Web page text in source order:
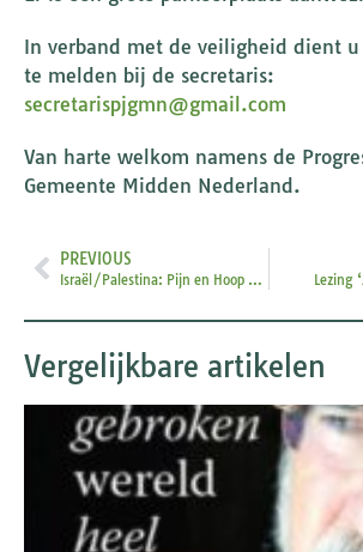
In verband met de veiligheid dient u
te melden bij de secretaris:
secretarispjgmn@gmail.com
Van harte welkom namens de
Gemeente Midden Nederland.
PREVIOUS
Israël/Palestina: Pijn en Hoop – De zoektocht naar vrede begint met luisteren Lezing
Vergelijkbare artikelen